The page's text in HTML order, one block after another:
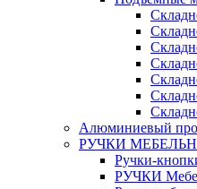
Алюминиевый
РУЧКИ
Ручки-
РУЧКИ